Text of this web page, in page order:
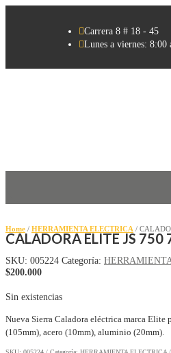
Carrera 8 # 18 - 45
Lunes a viernes:
Home / HERRAMIENTA ELECTRICA /
CALADORA ELITE JS
SKU: 005224 Categoría:
$200.000
Sin existencias
Nueva Sierra Caladora eléctrica marca
(105mm), acero (10mm), aluminio (20mm).